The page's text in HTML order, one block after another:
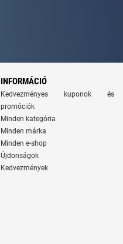
INFORMÁCIÓ
Kedvezményes kuponok és
promóciók
Minden kategória
Minden márka
Minden e-shop
Újdonságok
Kedvezmények